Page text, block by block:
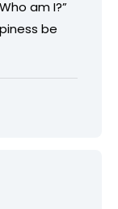
am I?”
be